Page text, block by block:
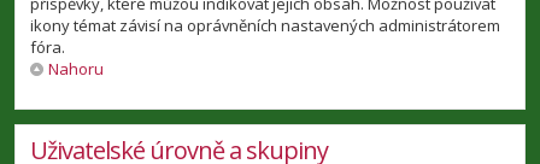
ikony témat závisí na oprávněních nastavených administrátorem
fóra.
Nahoru
Uživatelské úrovně a skupiny